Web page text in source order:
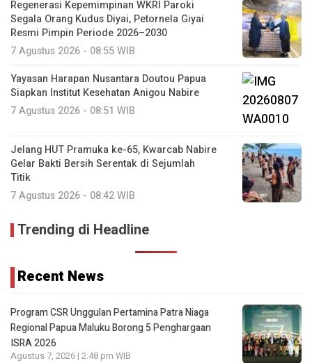
Regenerasi Kepemimpinan WKRI Paroki
Segala Orang Kudus Diyai, Petornela Giyai
Resmi Pimpin Periode 2026–2030
7 Agustus 2026 - 08:55 WIB
Yayasan Harapan Nusantara Doutou Papua
Siapkan Institut Kesehatan Anigou Nabire
7 Agustus 2026 - 08:51 WIB
Jelang HUT Pramuka ke-65, Kwarcab Nabire
Gelar Bakti Bersih Serentak di Sejumlah
Titik
7 Agustus 2026 - 08:42 WIB
Trending di Headline
Recent News
Program CSR Unggulan Pertamina Patra Niaga
Regional Papua Maluku Borong 5 Penghargaan
ISRA 2026
Agustus 7, 2026 | 2:48 pm WIB